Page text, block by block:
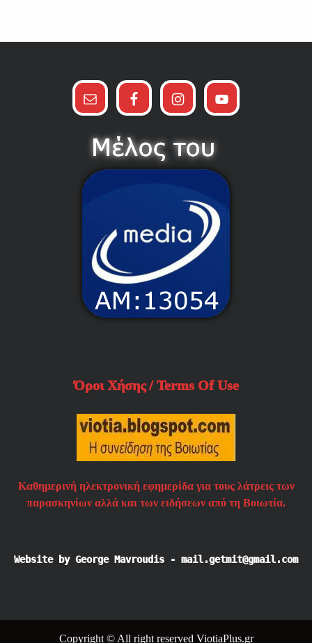
Όροι Χήσης / Terms Of Use
Καθημερινή ηλεκτρονική εφημερίδα για τους λάτρεις των
παρασκηνίων αλλά και των ειδήσεων από τη Βοιωτία.
Website by George Mavroudis - mail.getmit@gmail.com
Copyright © All right reserved ViotiaPlus.gr